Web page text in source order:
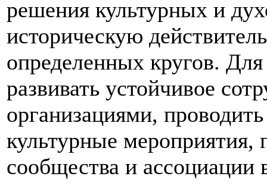
решения культурных и
историческую
определенных кругов.
развивать устойчивое
организациями,
культурные мероприятия,
сообщества и ассоциации